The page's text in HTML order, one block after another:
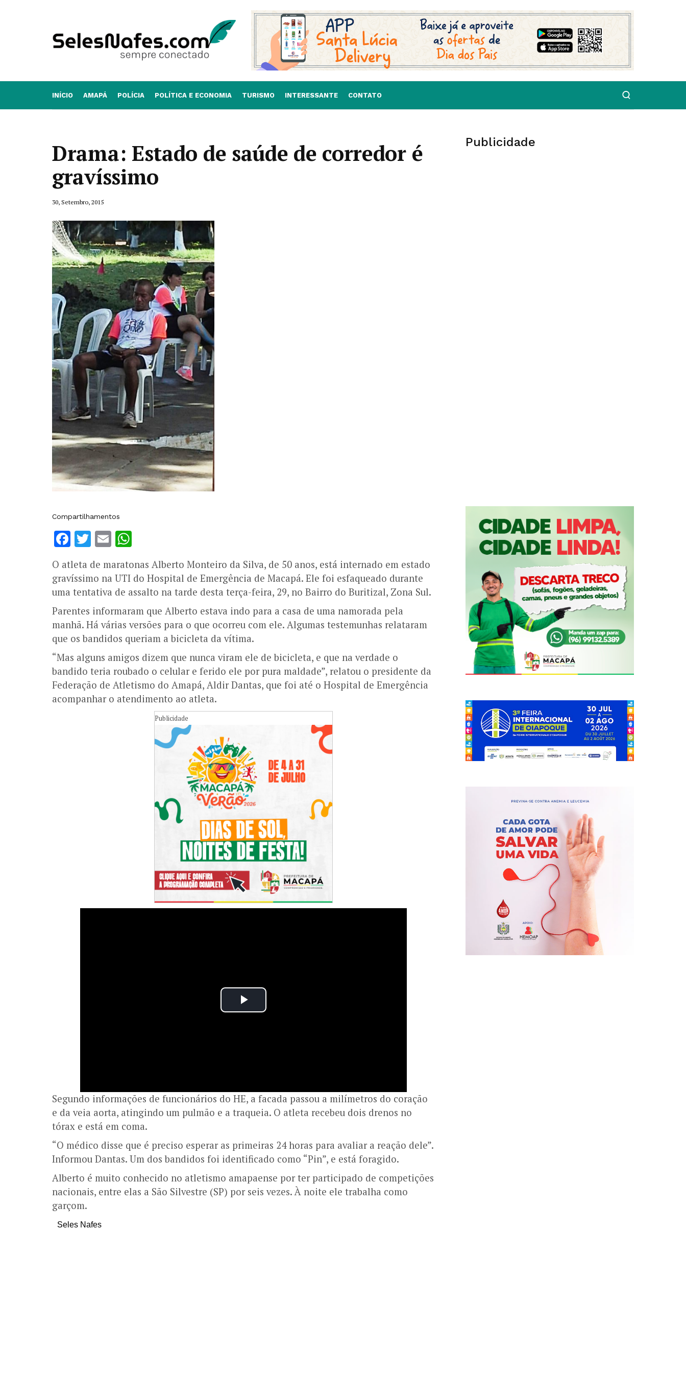
INÍCIO AMAPÁ POLÍCIA POLÍTICA E ECONOMIA TURISMO INTERESSANTE CONTATO
Drama: Estado de saúde de corredor é
gravíssimo
30, Setembro, 2015
Compartilhamentos
Facebook
Twitter
Email
O atleta de maratonas Alberto Monteiro da Silva, de 50 anos, está internado em estado
gravíssimo na UTI do Hospital de Emergência de Macapá. Ele foi esfaqueado durante
uma tentativa de assalto na tarde desta terça-feira, 29, no Bairro do Buritizal, Zona Sul.
Parentes informaram que Alberto estava indo para a casa de uma namorada pela
manhã. Há várias versões para o que ocorreu com ele. Algumas testemunhas relataram
que os bandidos queriam a bicicleta da vítima.
“Mas alguns amigos dizem que nunca viram ele de bicicleta, e que na verdade o
bandido teria roubado o celular e ferido ele por pura maldade”, relatou o presidente da
Federação de Atletismo do Amapá, Aldir Dantas, que foi até o Hospital de Emergência
acompanhar o atendimento ao atleta.
Publicidade
Segundo informações de funcionários do HE, a facada passou a milímetros do coração
e da veia aorta, atingindo um pulmão e a traqueia. O atleta recebeu dois drenos no
tórax e está em coma.
“O médico disse que é preciso esperar as primeiras 24 horas para avaliar a reação dele”.
Informou Dantas. Um dos bandidos foi identificado como “Pin”, e está foragido.
Alberto é muito conhecido no atletismo amapaense por ter participado de competições
nacionais, entre elas a São Silvestre (SP) por seis vezes. À noite ele trabalha como
garçom.
Seles Nafes
Publicidade